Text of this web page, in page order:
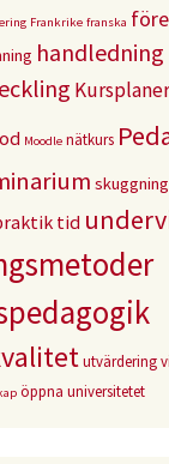
Frankrike franska
handledning
Moodle nätkurs
skuggning
tid
utvärdering
öppna universitetet